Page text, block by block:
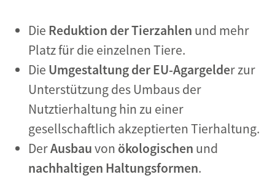
Die Reduktion der Tierzahlen und mehr
Platz für die einzelnen Tiere.
Die Umgestaltung der EU-Agargelder zur
Unterstützung des Umbaus der
Nutztierhaltung hin zu einer
gesellschaftlich akzeptierten Tierhaltung.
DerAusbauvon ökologischen und
nachhaltigen Haltungsformen.